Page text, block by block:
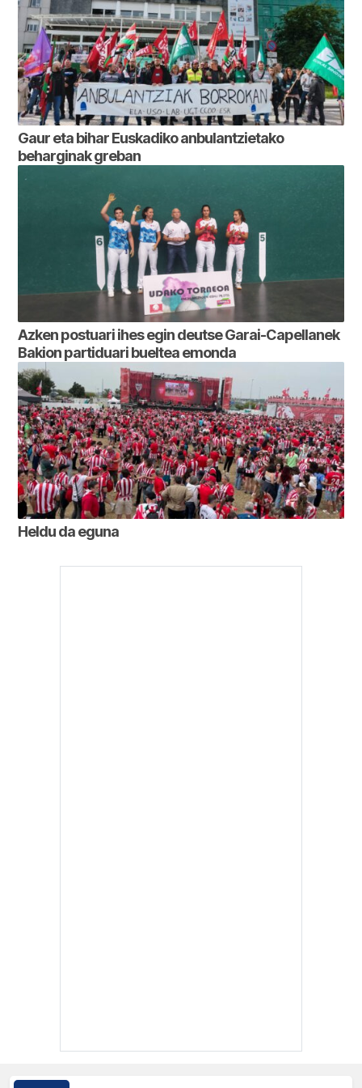
Gaur eta bihar Euskadiko anbulantzietako
beharginak greban
Azken postuari ihes egin deutse Garai-Capellanek
Bakion partiduari bueltea emonda
Heldu da eguna